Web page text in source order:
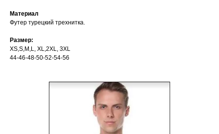
Материал
Футер турецкий трехнитка.
Размер:
XS,S,M,L, XL,2XL, 3XL
44-46-48-50-52-54-56